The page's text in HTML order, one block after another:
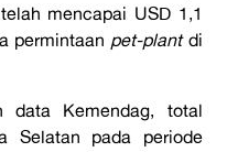
mencapai USD 1,1
permintaan pet-plantdi
data Kemendag, total
Selatan pada periode